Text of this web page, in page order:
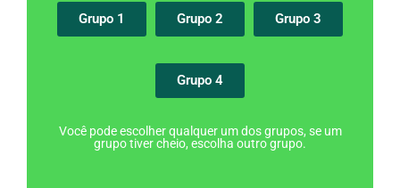
Grupo 1 Grupo 2 Grupo 3
Grupo 4
Você pode escolher qualquer um dos grupos, se um
grupo tiver cheio, escolha outro grupo.